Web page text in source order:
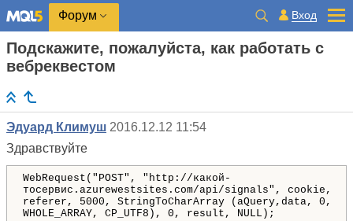
Форум Вход
Подскажите, пожалуйста, как работать с
вебреквестом
Эдуард Климуш 2016.12.12 11:54
Здравствуйте
WebRequest("POST", "http://какой-
тосервис.azurewestsites.com/api/signals", cookie,
referer, 5000, StringToCharArray (aQuery,data, 0,
WHOLE_ARRAY, CP_UTF8), 0, result, NULL);